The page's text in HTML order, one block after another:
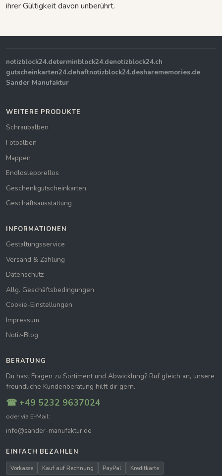
ihrer Gültigkeit davon unberührt.
notizblock24.determinblock24.denotizblock24.ch
gutscheinkarten24.dehaftnotizblock24.desharememories.de
Sander Manufaktur
WEITERE PRODUKTE
Schraubalben
Fotoalben
Mappen
Endlosleporellos
Geschenkgutscheinkarten
Geschäftsausstattung
INFORMATIONEN
Gestaltungsservice
Versand & Zahlung
Datenschutz
Allg. Geschäftsbedingungen
Cookie-Einstellungen
Impressum
Notiz-Blog
BERATUNG
Du hast Fragen zu Sortiment und Abwicklung? Ruf gleich an, unsere
freundliche Kundenberatung hilft dir gern.
☎ +49 5232 9637024
oder via E-Mail:
info@sander-manufaktur.de
EINFACH BEZAHLEN
Vorkasse Kauf auf Rechnung PayPal Kreditkarte